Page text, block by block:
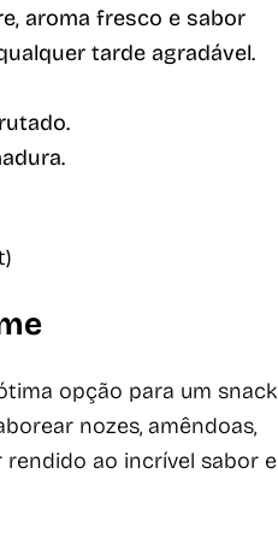
aroma fresco e sabor
tarde agradável.
opção para um snack
nozes, amêndoas,
rendido ao incrível sabor e